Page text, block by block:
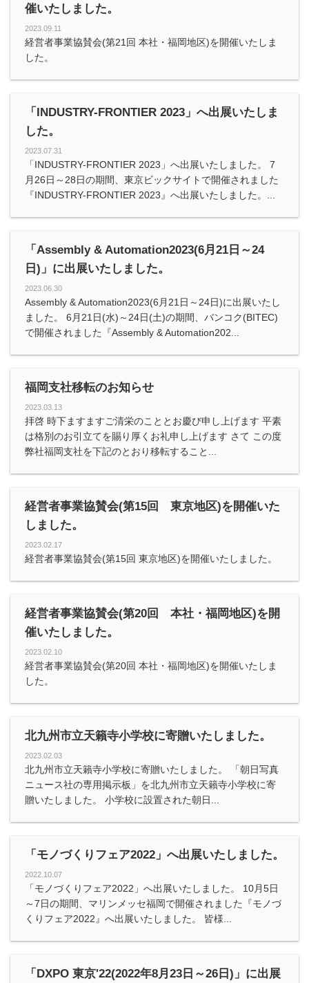
催いたしました。
2023.09.11
経営者事業協賛会(第21回 本社・福岡地区)を開催いたしま
した。
「INDUSTRY-FRONTIER 2023」へ出展いたしま
した。
2023.07.31
「INDUSTRY-FRONTIER 2023」へ出展いたしました。 7
月26日～28日の期間、東京ビックサイトで開催されました
『INDUSTRY-FRONTIER 2023』へ出展いたしました。...
「Assembly & Automation2023(6月21日～24
日)」に出展いたしました。
2023.06.30
Assembly & Automation2023(6月21日～24日)に出展いたし
ました。 6月21日(水)～24日(土)の期間、バンコク(BITEC)
で開催されました『Assembly & Automation202...
福岡支社移転のお知らせ
2023.03.13
拝啓 時下ますますご清栄のこととお慶び申し上げます 平素
は格別のお引立てを賜り厚くお礼申し上げます さて この度
弊社福岡支社を下記のとおり移転すること...
経営者事業協賛会(第15回 東京地区)を開催いた
しました。
2023.02.17
経営者事業協賛会(第15回 東京地区)を開催いたしました。
経営者事業協賛会(第20回 本社・福岡地区)を開
催いたしました。
2023.02.10
経営者事業協賛会(第20回 本社・福岡地区)を開催いたしま
した。
北九州市立天籟寺小学校に寄贈いたしました。
2023.02.03
北九州市立天籟寺小学校に寄贈いたしました。 「朝日写真
ニュース社の専用掲示板」を北九州市立天籟寺小学校に寄
贈いたしました。 小学校に設置された朝日...
「モノづくりフェア2022」へ出展いたしました。
2022.10.07
「モノづくりフェア2022」へ出展いたしました。 10月5日
～7日の期間、マリンメッセ福岡で開催されました『モノづ
くりフェア2022』へ出展いたしました。 皆様...
「DXPO 東京'22(2022年8月23日～26日)」に出展